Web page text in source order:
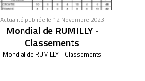
Actualité publiée le 12 Novembre 2023
Mondial de RUMILLY -
Classements
Mondial de RUMILLY - Classements